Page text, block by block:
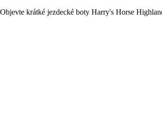
Objevte krátké jezdecké boty Harry's Horse